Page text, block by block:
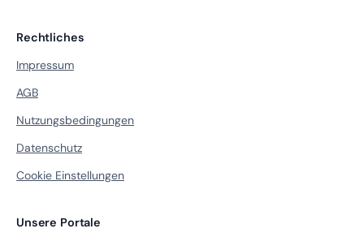
Rechtliches
Impressum
AGB
Nutzungsbedingungen
Datenschutz
Cookie Einstellungen
Unsere Portale